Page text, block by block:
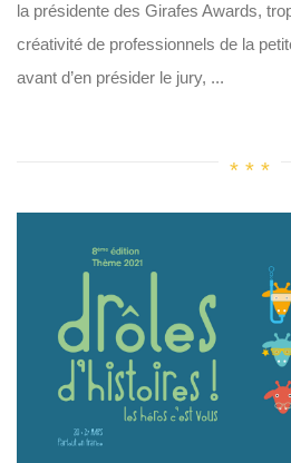
la présidente des Girafes Awards,
créativité de professionnels de la
avant d’en présider le jury, ...